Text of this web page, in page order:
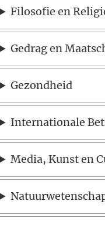
Filosofie en
Gedrag en
Gezondheid
Internationale
Media, Kunst en